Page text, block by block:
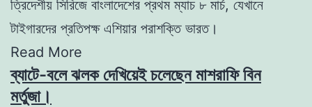
ত্রিদেশীয় সিরিজে বাংলাদেশের প্রথম ম্যাচ ৮ মার্চ, যেখানে
টাইগারদের প্রতিপক্ষ এশিয়ার পরাশক্তি ভারত।
Read More
ব্যাটে-বলে ঝলক দেখিয়েই চলেছেন মাশরাফি বিন
মর্তুজা।